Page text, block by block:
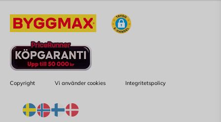
Copyright Vi använder cookies Integritetspolicy